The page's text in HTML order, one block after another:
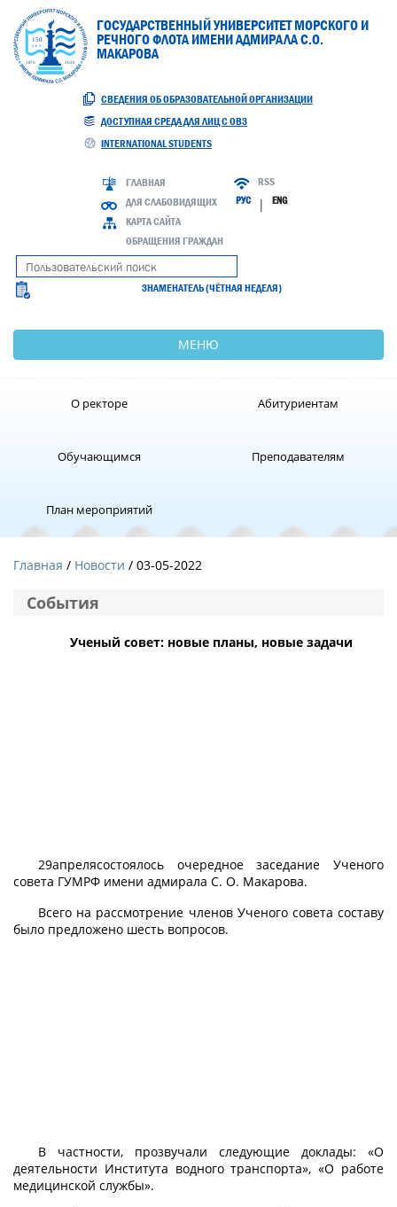
ГОСУДАРСТВЕННЫЙ УНИВЕРСИТЕТ МОРСКОГО И
РЕЧНОГО ФЛОТА ИМЕНИ АДМИРАЛА С.О.
МАКАРОВА
СВЕДЕНИЯ ОБ ОБРАЗОВАТЕЛЬНОЙ ОРГАНИЗАЦИИ
ДОСТУПНАЯ СРЕДА ДЛЯ ЛИЦ С ОВЗ
INTERNATIONAL STUDENTS
ГЛАВНАЯ
ДЛЯ СЛАБОВИДЯЩИХ
КАРТА САЙТА
ОБРАЩЕНИЯ ГРАЖДАН
RSS
РУС | ENG
ЗНАМЕНАТЕЛЬ (ЧЁТНАЯ НЕДЕЛЯ)
МЕНЮ
О ректоре Абитуриентам
Обучающимся Преподавателям
План мероприятий
Главная Новости / 03-05-2022
События
Ученый совет: новые планы, новые задачи
29апрелясостоялось очередное заседание Ученого
совета ГУМРФ имени адмирала С. О. Макарова.
Всего на рассмотрение членов Ученого совета составу
было предложено шесть вопросов.
В частности, прозвучали следующие доклады: «О
деятельности Института водного транспорта», «О работе
медицинской службы».